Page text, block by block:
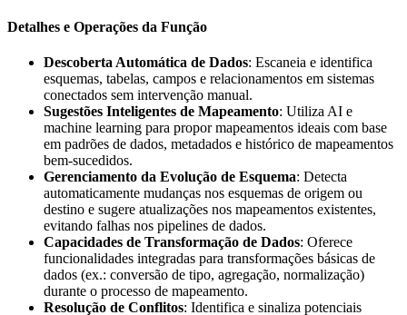
Detalhes e Operações da Função
Descoberta Automática de Dados: Escaneia e identifica
esquemas, tabelas, campos e relacionamentos em sistemas
conectados sem intervenção manual.
Sugestões Inteligentes de Mapeamento: Utiliza AI e
machine learning para propor mapeamentos ideais com base
em padrões de dados, metadados e histórico de mapeamentos
bem-sucedidos.
Gerenciamento da Evolução de Esquema: Detecta
automaticamente mudanças nos esquemas de origem ou
destino e sugere atualizações nos mapeamentos existentes,
evitando falhas nos pipelines de dados.
Capacidades de Transformação de Dados: Oferece
funcionalidades integradas para transformações básicas de
dados (ex.: conversão de tipo, agregação, normalização)
durante o processo de mapeamento.
Resolução de Conflitos: Identifica e sinaliza potenciais